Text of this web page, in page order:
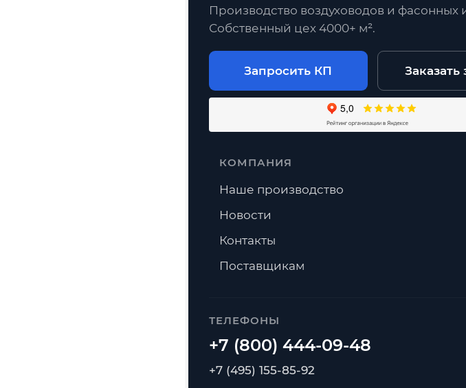
Производство воздуховодов и фасонных
Собственный цех 4000+ м².
Запросить КП Заказать
ТЕЛЕФОНЫ
+7 (495) 155-85-92
КОМПАНИЯ
Наше производство
Новости
Контакты
Поставщикам